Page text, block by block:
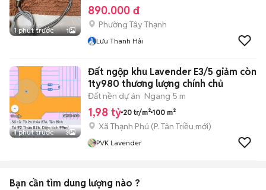
1 phút trước 1
890.000 đ
Phường Tây Thạnh
Lưu Thanh Hải
1 phút trước 3
Đất ngộp khu Lavender E3/5 giảm còn
1ty980 thương lượng chính chủ
Đất nền dự án Ngang 5 m
1,98 tỷ 20 tr/m² 100 m²
Xã Thạnh Phú (P. Tân Triều mới)
PVK Lavender
Bạn cần tìm dung lượng nào ?